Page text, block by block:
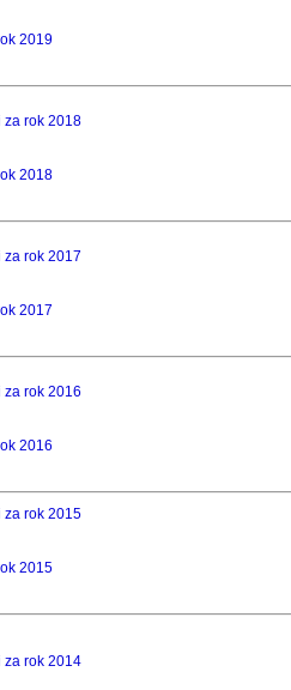
2019
za rok 2018
2018
za rok 2017
2017
za rok 2016
2016
za rok 2015
2015
za rok 2014